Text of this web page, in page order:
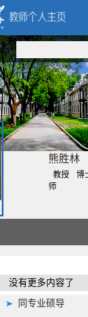
熊胜林
教授 博
师
没有更多内容了
同专业硕导